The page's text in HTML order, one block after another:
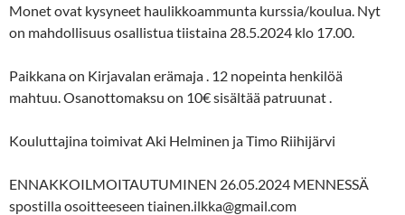
Monet ovat kysyneet haulikkoammunta kurssia/koulua. Nyt
on mahdollisuus osallistua tiistaina 28.5.2024 klo 17.00.
Paikkana on Kirjavalan erämaja . 12 nopeinta henkilöä
mahtuu. Osanottomaksu on 10€ sisältää patruunat .
Kouluttajina toimivat Aki Helminen ja Timo Riihijärvi
ENNAKKOILMOITAUTUMINEN 26.05.2024 MENNESSÄ
spostilla osoitteeseen tiainen.ilkka@gmail.com